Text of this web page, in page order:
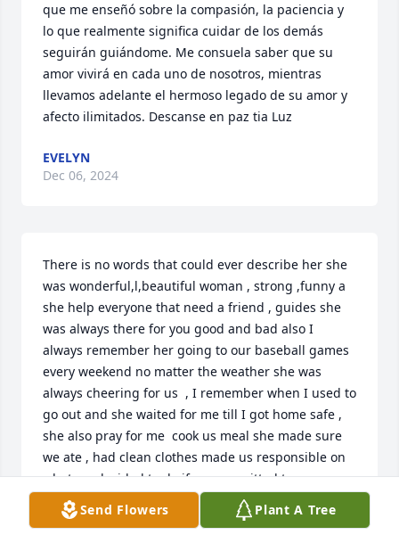
que me enseñó sobre la compasión, la paciencia y
lo que realmente significa cuidar de los demás
seguirán guiándome. Me consuela saber que su
amor vivirá en cada uno de nosotros, mientras
llevamos adelante el hermoso legado de su amor y
afecto ilimitados. Descanse en paz tia Luz
EVELYN
Dec 06, 2024
There is no words that could ever describe her she
was wonderful,l,beautiful woman , strong ,funny a
she help everyone that need a friend , guides she
was always there for you good and bad also I
always remember her going to our baseball games
every weekend no matter the weather she was
always cheering for us  , I remember when I used to
go out and she waited for me till I got home safe ,
she also pray for me  cook us meal she made sure
we ate , had clean clothes made us responsible on
what we decided to do if we committed to
something made sure we were there till end also
she love going with me to the casino . Great
Send Flowers Plant A Tree